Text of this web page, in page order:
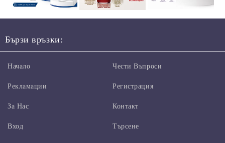
Бързи връзки:
Начало
Рекламации
За Нас
Вход
Чести Въпроси
Регистрация
Контакт
Търсене